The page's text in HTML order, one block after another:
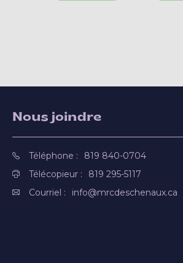
Nous joindre
Téléphone :
819 840-0704
Télécopieur :
819 295-5117
Courriel :
info@mrcdeschenaux.ca